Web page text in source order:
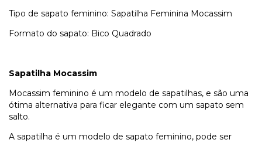
Tipo de sapato feminino: Sapatilha Feminina Mocassim
Formato do sapato: Bico Quadrado
Sapatilha Mocassim
Mocassim feminino é um modelo de sapatilhas, e são uma
ótima alternativa para ficar elegante com um sapato sem
salto.
A sapatilha é um modelo de sapato feminino, pode ser